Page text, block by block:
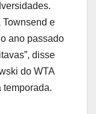
Townsend e
ano passado
disse
do WTA
temporada.